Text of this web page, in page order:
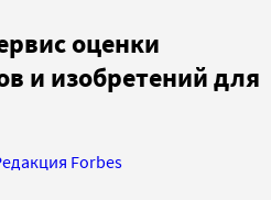
оценки
и изобретений для
Forbes